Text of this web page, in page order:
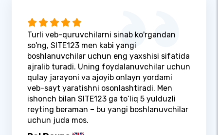
Turli veb-quruvchilarni sinab ko'rgandan
so'ng, SITE123 men kabi yangi
boshlanuvchilar uchun eng yaxshisi sifatida
ajralib turadi. Uning foydalanuvchilar uchun
qulay jarayoni va ajoyib onlayn yordami
veb-sayt yaratishni osonlashtiradi. Men
ishonch bilan SITE123 ga to‘liq 5 yulduzli
reyting beraman – bu yangi boshlanuvchilar
uchun juda mos.